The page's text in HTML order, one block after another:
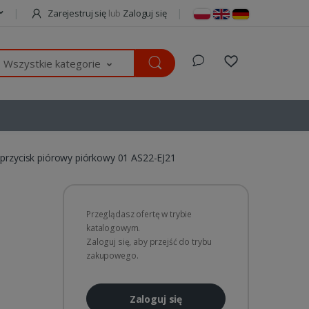
Zarejestruj się lub Zaloguj się
Wszystkie kategorie
piórowy piórkowy 01 AS22-EJ21
Przeglądasz ofertę w trybie
katalogowym.
Zaloguj się, aby przejść do trybu
zakupowego.
Zaloguj się